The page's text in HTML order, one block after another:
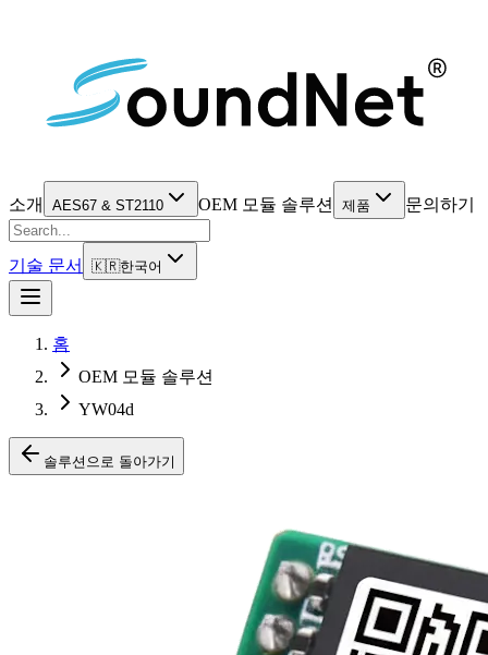
소개 AES67 & ST2110 OEM 모듈 솔루션 제품 문의하기
기술 문서 🇰🇷한국어
홈
OEM 모듈 솔루션
YW04d
솔루션으로 돌아가기